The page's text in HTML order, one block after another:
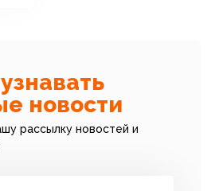
новости
рассылку новостей и